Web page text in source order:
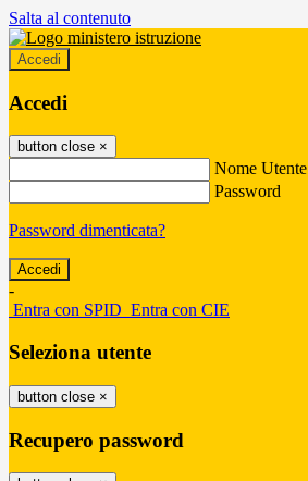
Salta al contenuto
Accedi
Accedi
button close ×
Nome Utente
Password
Password dimenticata?
-
Entra con SPID Entra con CIE
Seleziona utente
button close ×
Recupero password